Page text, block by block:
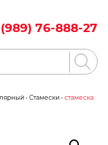
76-888-27
Бренды
• Стамески• стамеска